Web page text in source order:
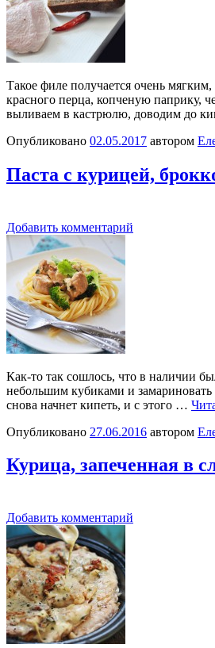
Такое филе получается очень
красного перца, копченую паприку,
выливаем в кастрюлю, доводим до
Опубликовано 02.05.2017 автором
Паста с курицей,
Добавить комментарий
Как-то так сошлось, что в наличии
небольшим кубиками и замариновать
снова начнет кипеть, и с этого …
Опубликовано 27.06.2016 автором
Курица, запеченная в
Добавить комментарий